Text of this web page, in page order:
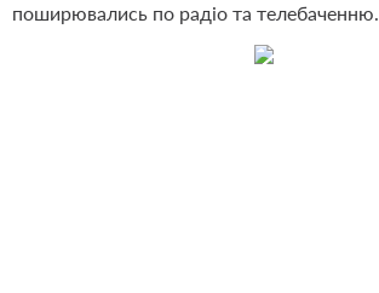
поширювались по радіо та телебаченню.